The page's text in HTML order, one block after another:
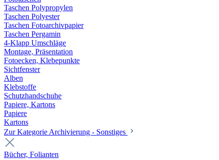
Taschen Polypropylen
Taschen Polyester
Taschen Fotoarchivpapier
Taschen Pergamin
4-Klapp Umschläge
Montage, Präsentation
Fotoecken, Klebepunkte
Sichtfenster
Alben
Klebstoffe
Schutzhandschuhe
Papiere, Kartons
Papiere
Kartons
Zur Kategorie Archivierung - Sonstiges
Bücher, Folianten